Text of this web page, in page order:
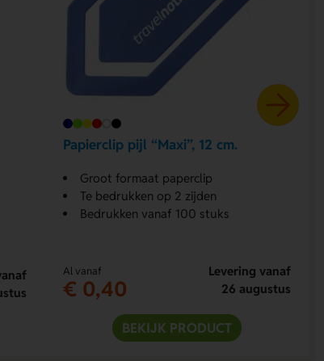
Papierclip pijl “Maxi”, 12 cm.
Groot formaat paperclip
Te bedrukken op 2 zijden
Bedrukken vanaf 100 stuks
Al vanaf
€ 0,40
Levering vanaf
26 augustus
BEKIJK PRODUCT